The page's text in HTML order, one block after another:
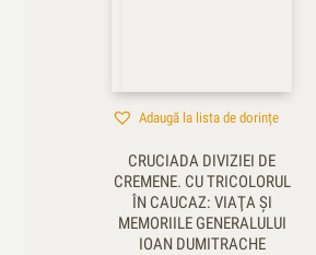
Adaugă la lista de dorințe
CRUCIADA DIVIZIEI DE
CREMENE. CU TRICOLORUL
ÎN CAUCAZ: VIAŢA ŞI
MEMORIILE GENERALULUI
IOAN DUMITRACHE